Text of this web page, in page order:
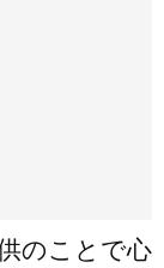
のことで心